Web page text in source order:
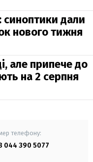
синоптики дали
нового тижня
але припече до
на 2 серпня
телефону:
044 390 5077